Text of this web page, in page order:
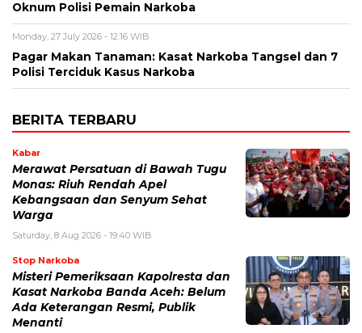
Oknum Polisi Pemain Narkoba
Monday, 27 July 2026 - 12:16 WIB
Pagar Makan Tanaman: Kasat Narkoba Tangsel dan 7
Polisi Terciduk Kasus Narkoba
BERITA TERBARU
Kabar
Merawat Persatuan di Bawah Tugu
Monas: Riuh Rendah Apel
Kebangsaan dan Senyum Sehat
Warga
Saturday, 8 Aug 2026 - 19:40 WIB
Stop Narkoba
Misteri Pemeriksaan Kapolresta dan
Kasat Narkoba Banda Aceh: Belum
Ada Keterangan Resmi, Publik
Menanti